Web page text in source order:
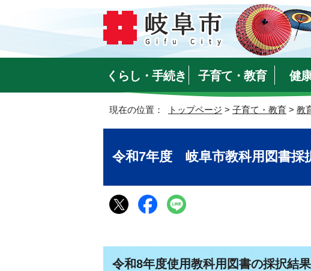
くらし・手続き 子育て・教育 健
現在の位置： トップページ > 子育て・教育 > 教
令和7年度 岐阜市教科用図書採
令和8年度使用教科用図書の採択結